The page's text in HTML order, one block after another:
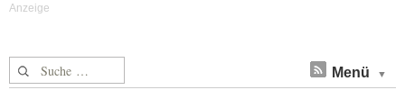
Suche nach: Menü